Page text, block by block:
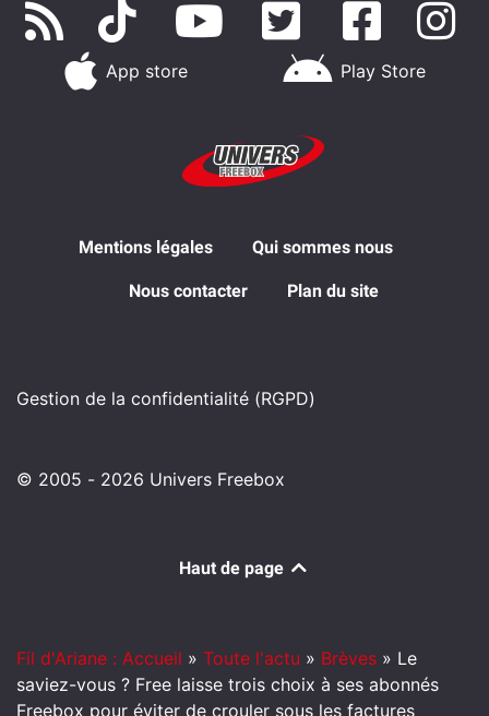
App store Play Store
Mentions légales Qui sommes nous
Nous contacter Plan du site
Gestion de la confidentialité (RGPD)
© 2005 - 2026 Univers Freebox
Haut de page
Fil d'Ariane : Accueil » Toute l'actu » Brèves » Le
saviez-vous ? Free laisse trois choix à ses abonnés
Freebox pour éviter de crouler sous les factures